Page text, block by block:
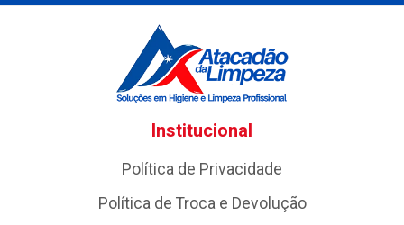
Institucional
Política de Privacidade
Política de Troca e Devolução